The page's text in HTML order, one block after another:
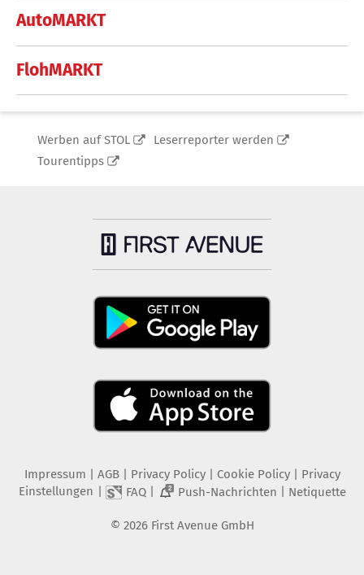
AutoMARKT
FlohMARKT
Werben auf STOL
Leserreporter werden
Tourentipps
Impressum AGB Privacy Policy| Cookie Policy| Privacy
Einstellungen
FAQ| 2 Push-Nachrichten Netiquette
© 2026 First Avenue GmbH